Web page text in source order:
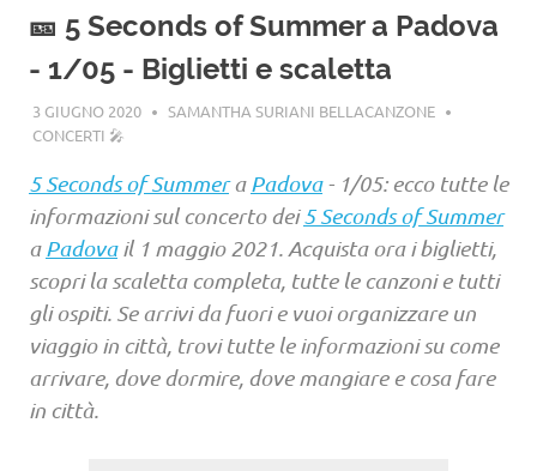
🎫 5 Seconds of Summer a Padova
- 1/05 - Biglietti e scaletta
3 GIUGNO 2020
SAMANTHA SURIANI BELLACANZONE
CONCERTI 🎤
5 Seconds of SummeraPadova- 1/05: ecco tutte le
informazioni sul concerto dei5 Seconds of Summer
aPadovail 1 maggio 2021. Acquista ora i biglietti,
scopri la scaletta completa, tutte le canzoni e tutti
gli ospiti. Se arrivi da fuori e vuoi organizzare un
viaggio in città, trovi tutte le informazioni su come
arrivare, dove dormire, dove mangiare e cosa fare
in città.